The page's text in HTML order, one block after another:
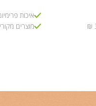
איכות
מוצרים